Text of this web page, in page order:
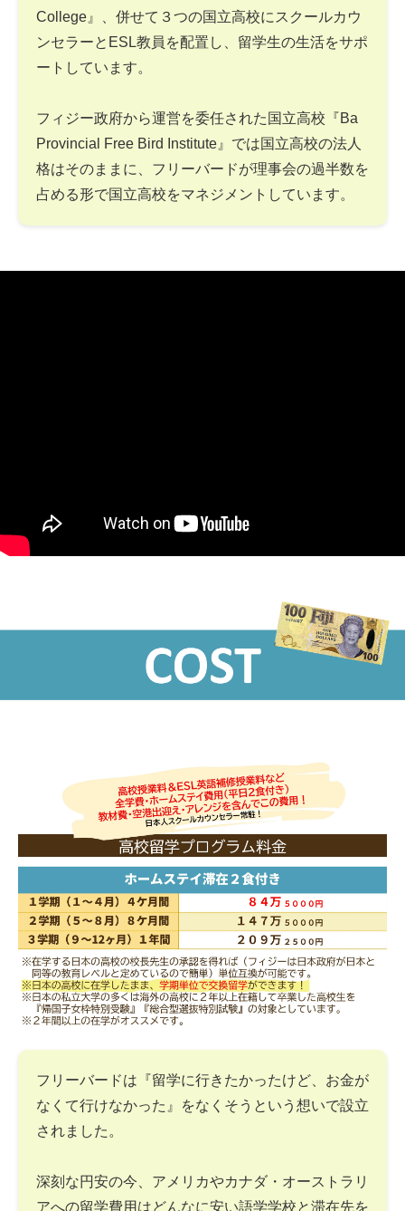
College』、併せて３つの国立高校にスクールカウ
ンセラーとESL教員を配置し、留学生の生活をサポ
ートしています。
フィジー政府から運営を委任された国立高校『Ba
Provincial Free Bird Institute』では国立高校の法人
格はそのままに、フリーバードが理事会の過半数を
占める形で国立高校をマネジメントしています。
フリーバードは『留学に行きたかったけど、お金が
なくて行けなかった』をなくそうという想いで設立
されました。
深刻な円安の今、アメリカやカナダ・オーストラリ
アへの留学費用はどんなに安い語学学校と滞在先を